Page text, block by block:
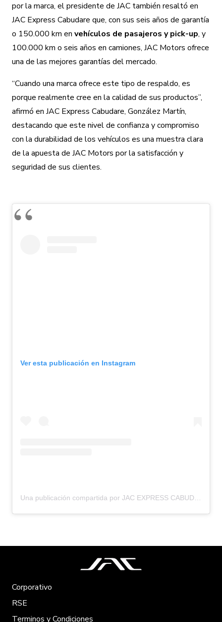
por la marca, el presidente de JAC también resaltó en
JAC Express Cabudare que, con sus seis años de garantía
o 150.000 km en vehículos de pasajeros y pick-up, y
100.000 km o seis años en camiones, JAC Motors ofrece
una de las mejores garantías del mercado.
“Cuando una marca ofrece este tipo de respaldo, es
porque realmente cree en la calidad de sus productos”,
afirmó en JAC Express Cabudare, González Martín,
destacando que este nivel de confianza y compromiso
con la durabilidad de los vehículos es una muestra clara
de la apuesta de JAC Motors por la satisfacción y
seguridad de sus clientes.
Ver esta publicación en Instagram
Corporativo
RSE
Terminos y Condiciones